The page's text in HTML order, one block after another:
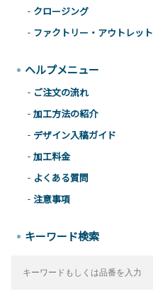
クロージング
ファクトリー・アウトレット
ヘルプメニュー
ご注文の流れ
加工方法の紹介
デザイン入稿ガイド
加工料金
よくある質問
注意事項
キーワード検索